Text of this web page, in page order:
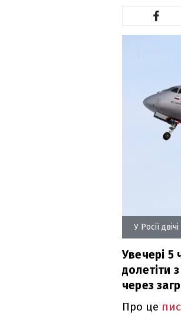
У Росії
Увечері 5
долетіти
через
Про це